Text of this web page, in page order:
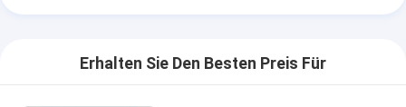
Erhalten Sie Den Besten Preis Für